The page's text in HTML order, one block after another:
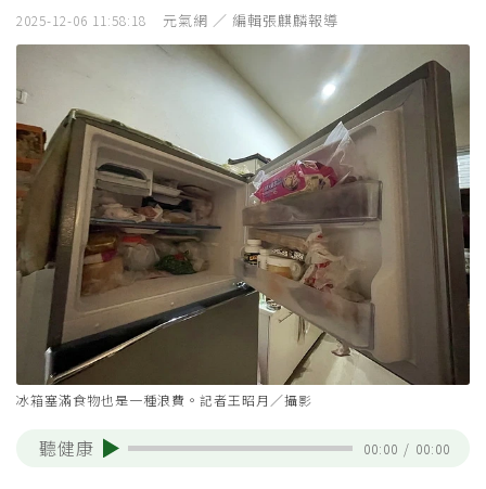
2025-12-06 11:58:18 元氣網 ／ 編輯張麒麟報導
冰箱塞滿食物也是一種浪費。記者王昭月／攝影
聽健康 00:00 / 00:00